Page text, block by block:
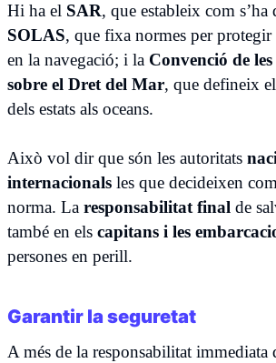
Hi ha el SAR, que estableix com s’ha
SOLAS, que fixa normes per
en la navegació; i la Convenció de
sobre el Dret del Mar, que defineix
dels estats als oceans.
Això vol dir que són les autoritats
internacionals les que decideixen
norma. La responsabilitat final de
també en els capitans i les
persones en perill.
Garantir la seguretat
A més de la responsabilitat immediata